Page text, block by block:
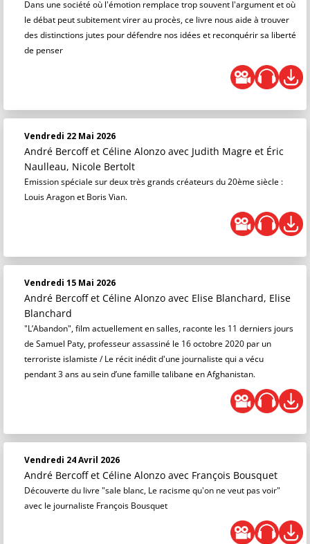
Dans une société où l'émotion remplace trop souvent l'argument et où
le débat peut subitement virer au procès, ce livre nous aide à trouver
des distinctions jutes pour défendre nos idées et reconquérir sa liberté
de penser
Vendredi 22 Mai 2026
André Bercoff et Céline Alonzo avec Judith Magre et Éric
Naulleau, Nicole Bertolt
Emission spéciale sur deux très grands créateurs du 20ème siècle :
Louis Aragon et Boris Vian.
Vendredi 15 Mai 2026
André Bercoff et Céline Alonzo avec Elise Blanchard, Elise
Blanchard
"L’Abandon", film actuellement en salles, raconte les 11 derniers jours
de Samuel Paty, professeur assassiné le 16 octobre 2020 par un
terroriste islamiste / Le récit inédit d'une journaliste qui a vécu
pendant 3 ans au sein d’une famille talibane en Afghanistan.
Vendredi 24 Avril 2026
André Bercoff et Céline Alonzo avec François Bousquet
Découverte du livre "sale blanc, Le racisme qu'on ne veut pas voir"
avec le journaliste François Bousquet